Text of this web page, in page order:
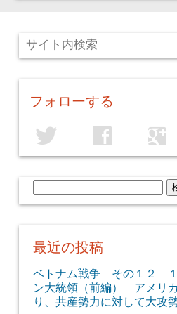
フォローする
twitter facebook google
索:
最近の投稿
ベトナム戦争 その１２
ン大統領（前編） アメリ
り、共産勢力に対して大攻